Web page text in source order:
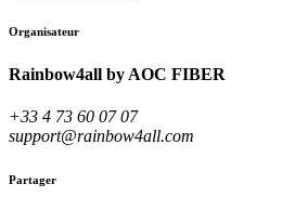
Organisateur
Rainbow4all by AOC FIBER
+33 4 73 60 07 07
support@rainbow4all.com
Partager